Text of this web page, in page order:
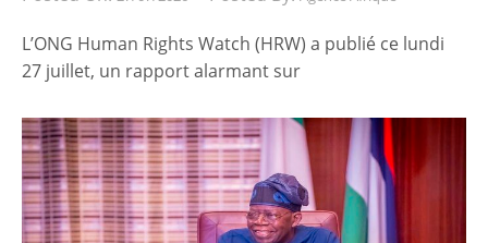
L’ONG Human Rights Watch (HRW) a publié ce lundi
27 juillet, un rapport alarmant sur